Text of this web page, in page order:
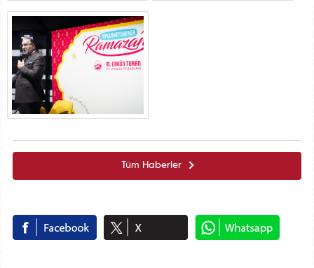
Tüm Haberler